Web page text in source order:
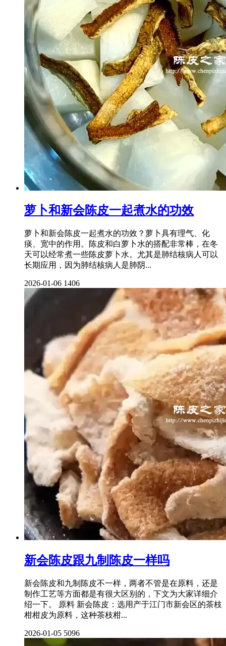
萝卜和新会陈皮一起煮水的功效
萝卜和新会陈皮一起煮水的功效？萝卜具有理气、化
痰、宽中的作用。陈皮和白萝卜水的搭配非常棒，在冬
天可以经常煮一些陈皮萝卜水。尤其是肺结核病人可以
长期应用，因为肺结核病人是肺阴...
2026-01-06 1406
新会陈皮跟九制陈皮一样吗
新会陈皮和九制陈皮不一样，两者不管是在原料，还是
制作工艺等方面都是有很大区别的，下文为大家详细介
绍一下。 原料 新会陈皮：选用产于江门市新会区的茶枝
柑柑皮为原料，这种茶枝柑...
2026-01-05 5096